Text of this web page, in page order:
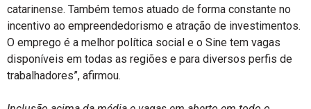
catarinense. Também temos atuado de forma constante no
incentivo ao empreendedorismo e atração de investimentos.
O emprego é a melhor política social e o Sine tem vagas
disponíveis em todas as regiões e para diversos perfis de
trabalhadores”, afirmou.